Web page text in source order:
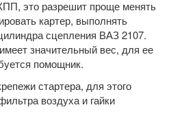
это разрешит проще менять
картер, выполнять
сцепления ВАЗ 2107.
значительный вес, для ее
помощник.
стартера, для этого
воздуха и гайки